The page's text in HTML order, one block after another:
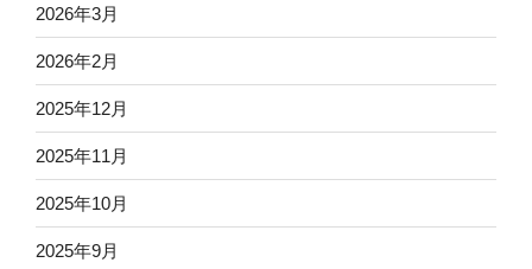
2026年3月
2026年2月
2025年12月
2025年11月
2025年10月
2025年9月